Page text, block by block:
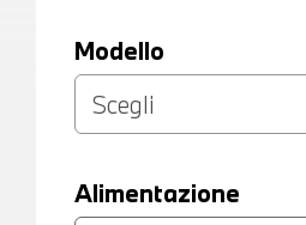
Modello
Alimentazione